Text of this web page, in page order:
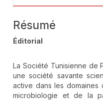
Résumé
Éditorial
La Société Tunisienne de
une société savante
active dans les domaines
microbiologie et de la